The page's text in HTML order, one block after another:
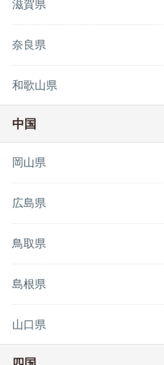
滋賀県
奈良県
和歌山県
中国
岡山県
広島県
鳥取県
島根県
山口県